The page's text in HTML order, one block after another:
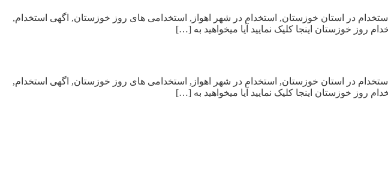
شهر اهواز , استخدام در استان خوزستان, استخدام در شهر اهواز, استخدامی های روز خوزستان, اگهی استخدام,
روز خوزستان اینجا کلیک نمایید آیا میخواهید به […]
شهر اهواز , استخدام در استان خوزستان, استخدام در شهر اهواز, استخدامی های روز خوزستان, اگهی استخدام,
روز خوزستان اینجا کلیک نمایید آیا میخواهید به […]